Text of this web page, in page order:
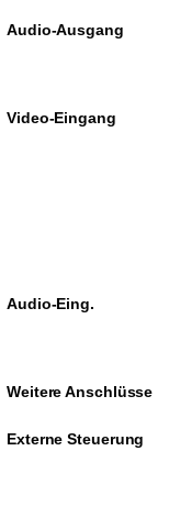
Audio-Ausgang
Video-Eingang
Audio-Eing.
Weitere Anschlüsse
Externe Steuerung